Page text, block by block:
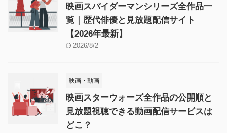
映画スパイダーマンシリーズ全作品一
覧｜歴代俳優と見放題配信サイト
【2026年最新】
2026/8/2
映画・動画
映画スターウォーズ全作品の公開順と
見放題視聴できる動画配信サービスは
どこ？